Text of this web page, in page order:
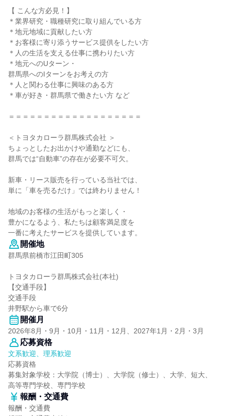
【 こんな方必見！】
＊業界研究・職種研究に取り組んでいる方
＊地元地域に貢献したい方
＊お客様に寄り添うサービス提供をしたい方
＊人の生活を支える仕事に携わりたい方
＊地元へのUターン・
群馬県へのIターンをお考えの方
＊人と関わる仕事に興味のある方
＊車が好き・群馬県で働きたい方 など
＝＝＝＝＝＝＝＝＝＝＝＝＝＝＝＝＝＝＝
＜トヨタカローラ群馬株式会社 ＞
ちょっとしたお出かけや通勤などにも、
群馬では“自動車”の存在が必要不可欠。
新車・リース販売を行っている当社では、
単に「車を売るだけ」では終わりません！
地域のお客様の生活がもっと楽しく・
豊かになるよう、私たちは顧客満足度を
一番に考えたサービスを提供しています。
開催地
群馬県前橋市江田町305
トヨタカローラ群馬株式会社(本社)
【交通手段】
交通手段
井野駅から車で6分
開催月
2026年8月・9月・10月・11月・12月、2027年1月・2月・3月
応募資格
文系歓迎、理系歓迎
応募資格
募集対象学校：大学院（博士）、大学院（修士）、大学、短大、
高等専門学校、専門学校
報酬・交通費
報酬・交通費